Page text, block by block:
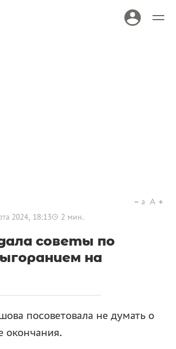
2024, 18:13 2 мин.
a A
советы по
на
посоветовала не думать о
окончания.